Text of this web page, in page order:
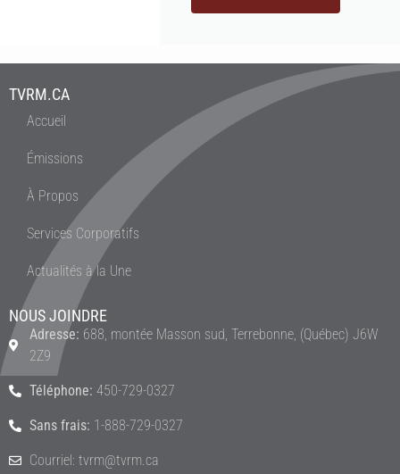
TVRM.CA
Accueil
Émissions
À Propos
Services Corporatifs
Actualités à la Une
NOUS JOINDRE
Adresse: 688, montée Masson sud, Terrebonne, (Québec) J6W
2Z9
Téléphone: 450-729-0327
Sans frais: 1-888-729-0327
Courriel: tvrm@tvrm.ca